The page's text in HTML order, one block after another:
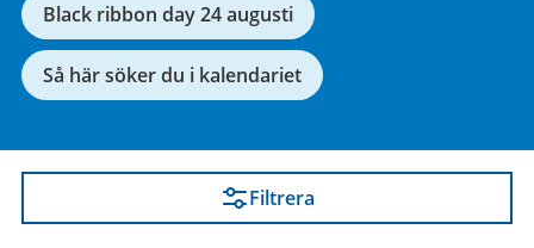
Black ribbon day 24 augusti
Så här söker du i kalendariet
Filtrera